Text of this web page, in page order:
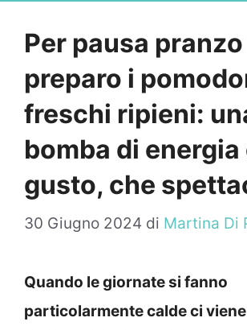
Per pausa
preparo i
freschi ripieni:
bomba di energia
gusto, che
30 Giugno 2024 di Martina Di
Quando le giornate si fanno
particolarmente calde ci